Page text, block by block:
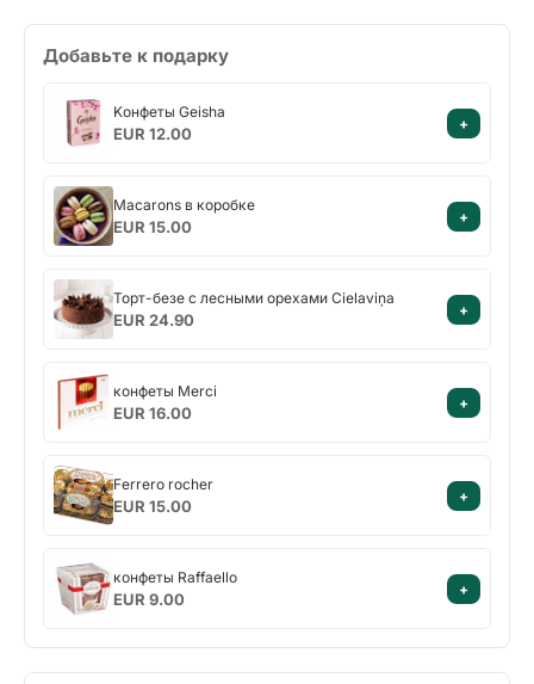
Добавьте к подарку
Kонфеты
Geisha
Kонфеты Geisha
EUR 12.00
+
Macarons
в
коробке
Macarons в коробке
EUR 15.00
+
Торт-
безе
с
орехами
Cielaviņa
Торт-безе с лесными орехами Cielaviņa
EUR 24.90
+
конфеты
Merci
конфеты Merci
EUR 16.00
+
Ferrero
rocher
Ferrero rocher
EUR 15.00
+
конфеты
Raffaello
конфеты Raffaello
EUR 9.00
+